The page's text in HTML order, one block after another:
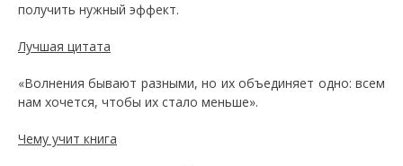
получить нужный эффект.
Лучшая цитата
«Волнения бывают разными, но их объединяет одно: всем
нам хочется, чтобы их стало меньше».
Чему учит книга